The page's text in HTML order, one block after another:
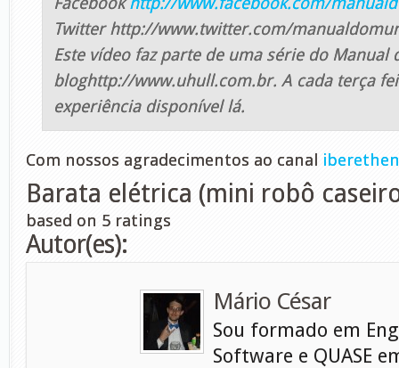
Twitter http://www.twitter.com/
Este vídeo faz parte de uma série do Manual
bloghttp://www.uhull.com.br. A cada terça
experiência disponível lá.
Com nossos agradecimentos ao canal
Barata elétrica (mini robô
based on 5 ratings
Autor(es):
Mário César
Sou formado em
Software e QUASE